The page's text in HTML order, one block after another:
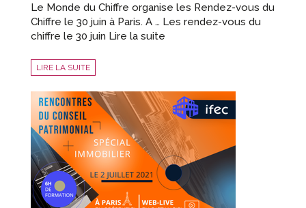
Le Monde du Chiffre organise les Rendez-vous du
Chiffre le 30 juin à Paris. A … Les rendez-vous du
chiffre le 30 juin Lire la suite
LIRE LA SUITE